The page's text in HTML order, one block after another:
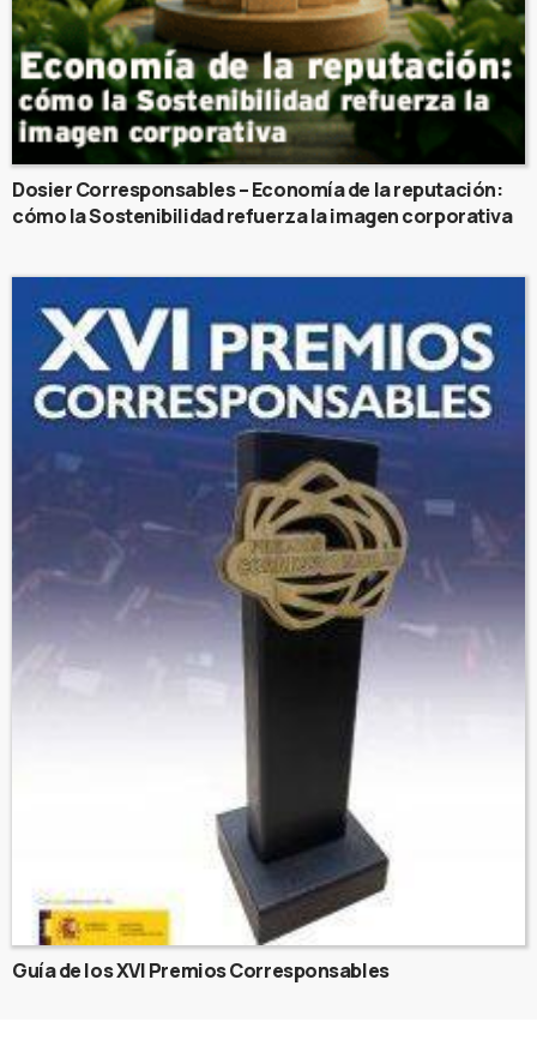
Dosier Corresponsables – Economía de la reputación:
cómo la Sostenibilidad refuerza la imagen corporativa
Guía de los XVI Premios Corresponsables